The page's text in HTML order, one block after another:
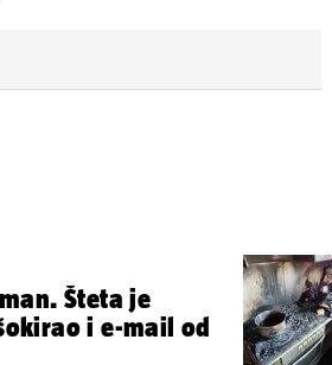
Šteta je
i e-mail od